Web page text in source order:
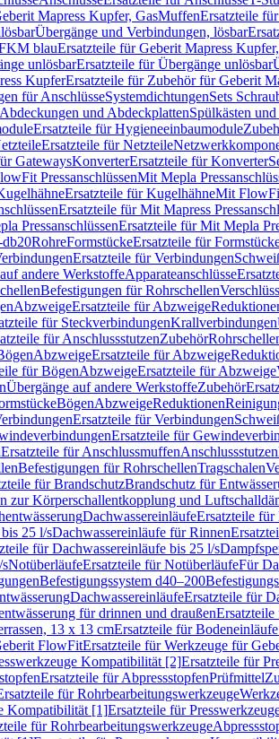
Mapress Kupfer, GasMuffenErsatzteile
Übergänge und Verbindungen, lösbar
blauErsatzteile für Geberit Mapress
unlösbarErsatzteile für Übergänge unlösbar
KupferErsatzteile für Zubehör für Geberit
für AnschlüsseSystemdichtungenSets
Abdeckungen und AbdeckplattenSpülkästen
Ersatzteile für Hygieneeinbaumodule
Ersatzteile für Netzteile
GatewaysKonverterErsatzteile für Konverter
PressanschlüssenMit Mepla
Ersatzteile für KugelhähneMit
Ersatzteile für Mit Mapress
PressanschlüssenErsatzteile für Mit Mepla
RohreFormstückeErsatzteile für
Ersatzteile für Verbindungen
andere WerkstoffeApparateanschlüsse
Befestigungen für Rohrschellen
AbzweigeErsatzteile für Abzweige
für SteckverbindungenKrallverbindungen
für AnschlussstutzenZubehör
AbzweigeErsatzteile für Abzweige
für BögenAbzweigeErsatzteile für Abzweige
Übergänge auf andere WerkstoffeZubehör
BögenAbzweigeReduktionen
Ersatzteile für Verbindungen
Ersatzteile für
Ersatzteile für AnschlussmuffenAnschlussstutzen
Befestigungen für RohrschellenTragschalen
für BrandschutzBrandschutz für
zur Körperschallentkopplung und
DachwassereinläufeErsatzteile für
25 l/sDachwassereinläufe für Rinnen
für Dachwassereinläufe bis 25 l/s
NotüberläufeErsatzteile für NotüberläufeFür
Befestigungssystem d40–200
DachwassereinläufeErsatzteile für
für drinnen und draußenErsatzteile
13 x 13 cmErsatzteile für
FlowFitErsatzteile für Werkzeuge für
Kompatibilität [2]Ersatzteile für
Ersatzteile für AbpressstopfenPrüfmittel
für Rohrbearbeitungswerkzeuge
Kompatibilität [1]Ersatzteile für
für Rohrbearbeitungswerkzeuge